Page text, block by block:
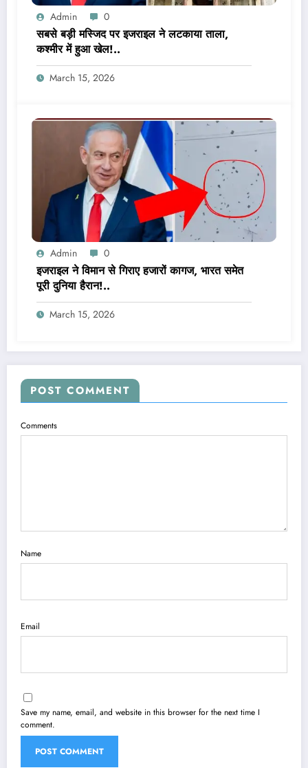
Admin 0
सबसे बड़ी मस्जिद पर इजराइल ने लटकाया ताला,
कश्मीर में हुआ खेल!..
March 15, 2026
Admin 0
इजराइल ने विमान से गिराए हजारों कागज, भारत समेत
पूरी दुनिया हैरान!..
March 15, 2026
POST COMMENT
Comments
Name
Email
Save my name, email, and website in this browser for the next time I
comment.